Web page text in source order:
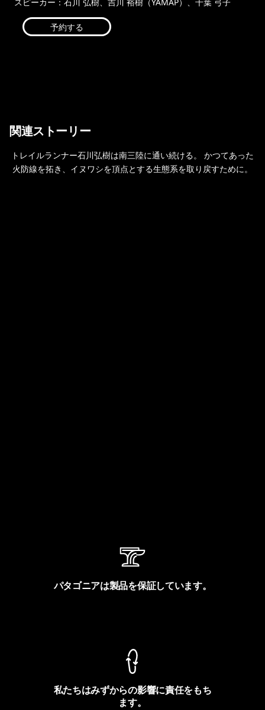
スピーカー：石川 弘樹、吉川 裕樹（YAMAP）、千葉 弓子
予約する
関連ストーリー
トレイルランナー石川弘樹は南三陸に通い続ける。 かつてあった
火防線を拓き、イヌワシを頂点とする生態系を取り戻すために。
パタゴニアは製品を保証しています。
私たちはみずからの影響に責任をもち
ます。